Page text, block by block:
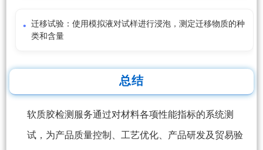
迁移试验：使用模拟液对试样进行浸泡，测定迁移物质的种
类和含量
总结
软质胶检测服务通过对材料各项性能指标的系统测
试，为产品质量控制、工艺优化、产品研发及贸易验